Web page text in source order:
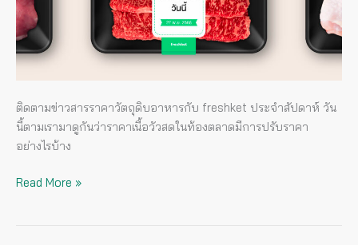
ติดตามข่าวสารราคาวัตถุดิบอาหารกับ freshket ประจำสัปดาห์ วัน
นี้ตามเรามาดูกันว่าราคาเนื้อวัวสดในท้องตลาดมีการปรับราคา
อย่างไรบ้าง
2566)
Read More »